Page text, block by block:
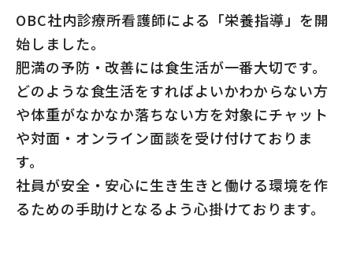
OBC社内診療所看護師による「栄養指導」を開
始しました。
肥満の予防・改善には食生活が一番大切です。
どのような食生活をすればよいかわからない方
や体重がなかなか落ちない方を対象にチャット
や対面・オンライン面談を受け付けておりま
す。
社員が安全・安心に生き生きと働ける環境を作
るための手助けとなるよう心掛けております。